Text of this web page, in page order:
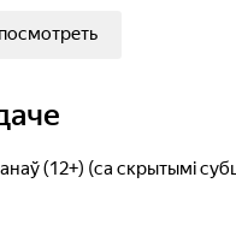
(12+) (са скрытымі